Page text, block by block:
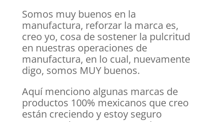
Somos muy buenos en la
manufactura, reforzar la marca es,
creo yo, cosa de sostener la pulcritud
en nuestras operaciones de
manufactura, en lo cual, nuevamente
digo, somos MUY buenos.
Aquí menciono algunas marcas de
productos 100% mexicanos que creo
están creciendo y estoy seguro